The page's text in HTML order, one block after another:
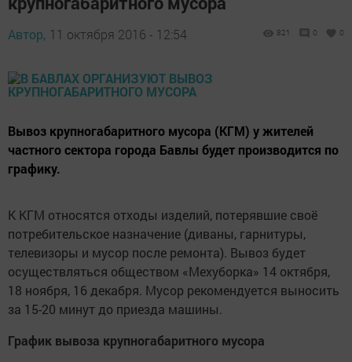
Автор, 11 октября 2016 - 12:54 821 0 0
Вывоз крупногабаритного мусора (КГМ) у жителей
частного сектора города Бавлы будет производится по
графику.
К КГМ относятся отходы изделий, потерявшие своё
потребительское назначение (диваны, гарнитуры,
телевизоры и мусор после ремонта). Вывоз будет
осуществляться обществом «Мехуборка» 14 октября,
18 ноября, 16 декабря. Мусор рекомендуется выносить
за 15-20 минут до приезда машины.
График вывоза крупногабаритного мусора